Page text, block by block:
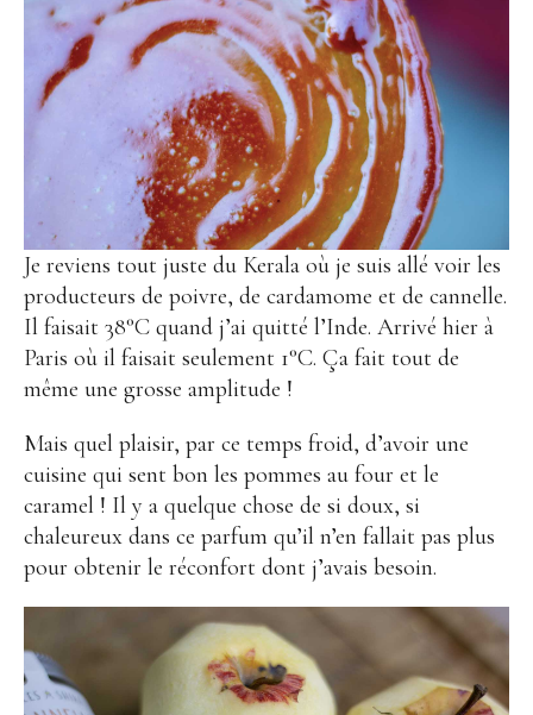
Je reviens tout juste du Kerala où je suis allé voir les
producteurs de poivre, de cardamome et de cannelle.
Il faisait 38°C quand j’ai quitté l’Inde. Arrivé hier à
Paris où il faisait seulement 1°C. Ça fait tout de
même une grosse amplitude !
Mais quel plaisir, par ce temps froid, d’avoir une
cuisine qui sent bon les pommes au four et le
caramel ! Il y a quelque chose de si doux, si
chaleureux dans ce parfum qu’il n’en fallait pas plus
pour obtenir le réconfort dont j’avais besoin.